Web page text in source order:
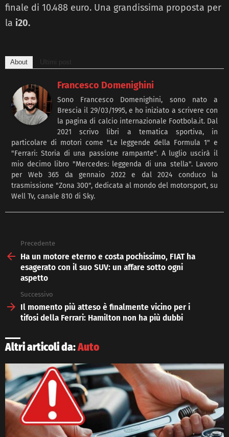
finale di 10.488 euro. Una grandissima proposta per
la i20.
About Ultimi post
Francesco Domenighini
Sono Francesco Domenighini, sono nato a
Brescia il 29/03/1995, e ho iniziato a scrivere con
la pagina di calcio internazionale Footbola.it. Dal
2021 scrivo libri a tematica sportiva, in
particolare di motori come "Le leggende della Formula 1" e
"Ferrari: Storia di una passione rampante". A luglio uscirà il
mio decimo libro "Mercedes: leggenda di una stella". Lavoro
per Web 365 da gennaio 2022 e dal 2024 conduco la
trasmissione "Zona 300", dedicata al mondo del motorsport, su
Well Tv, canale 810 di Sky.
more
Precedente
Ha un motore eterno e costa pochissimo, FIAT ha
esagerato con il suo SUV: un affare sotto ogni
aspetto
Successivo
Il momento più atteso è finalmente vicino per i
tifosi della Ferrari: Hamilton non ha più dubbi
Altri articoli da:Auto